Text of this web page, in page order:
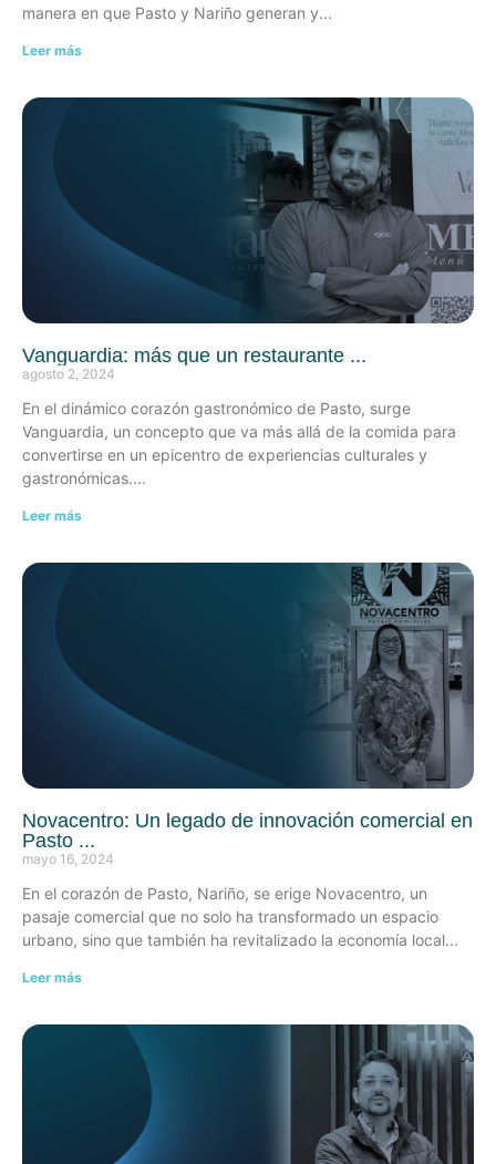
manera en que Pasto y Nariño generan y
Leer más
Vanguardia: más que un restaurante
agosto 2, 2024
En el dinámico corazón gastronómico de Pasto, surge
Vanguardia, un concepto que va más allá de la comida para
convertirse en un epicentro de experiencias culturales y
gastronómicas.
Leer más
Novacentro: Un legado de innovación comercial en
Pasto
mayo 16, 2024
En el corazón de Pasto, Nariño, se erige Novacentro, un
pasaje comercial que no solo ha transformado un espacio
urbano, sino que también ha revitalizado la economía local
Leer más